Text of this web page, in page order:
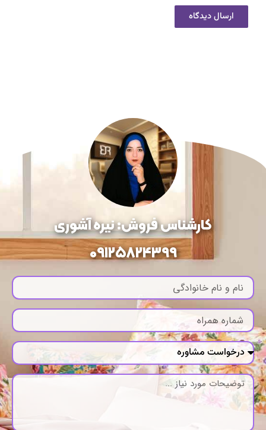
کارشناس فروش: نیره آشوری
09125824399